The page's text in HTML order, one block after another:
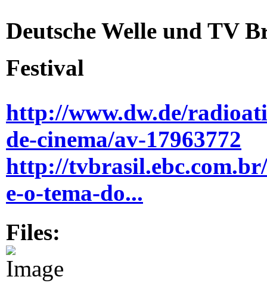
Deutsche Welle und TV
Festival
http://www.dw.de/
de-cinema/av-17963772
http://
e-o-tema-do...
Files: